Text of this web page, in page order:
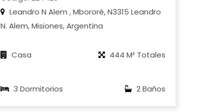
Leandro N Alem , Mbororé, N3315 Leandro
N. Alem, Misiones, Argentina
Casa 444 M² Totales
3 Dormitorios 2 Baños